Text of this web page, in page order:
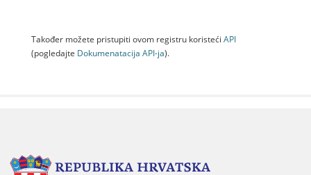
Također možete pristupiti ovom registru koristeći API
(pogledajte Dokumenаtаcijа API-jа).